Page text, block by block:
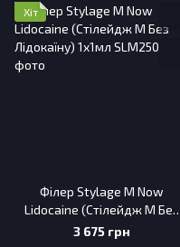
Хіт
Філер Stylage М Now
Lidocaine (Стілейдж М Без
Лідокаїну) 1x1мл
3 675 грн